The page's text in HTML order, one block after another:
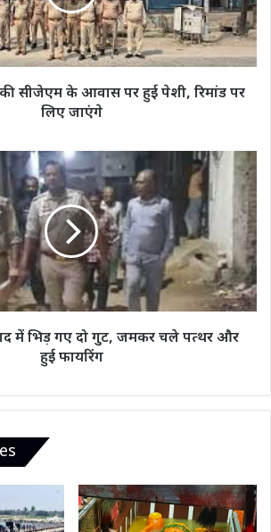
सीजेएम के आवास पर हुई पेशी, रिमांड पर
लिए जाएंगे
में भिड़ गए दो गुट, जमकर चले पत्थर और
हुई फायरिंग